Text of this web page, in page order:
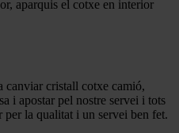
aparquis el cotxe en interior
canviar cristall cotxe camió,
i apostar pel nostre servei i tots
per la qualitat i un servei ben fet.